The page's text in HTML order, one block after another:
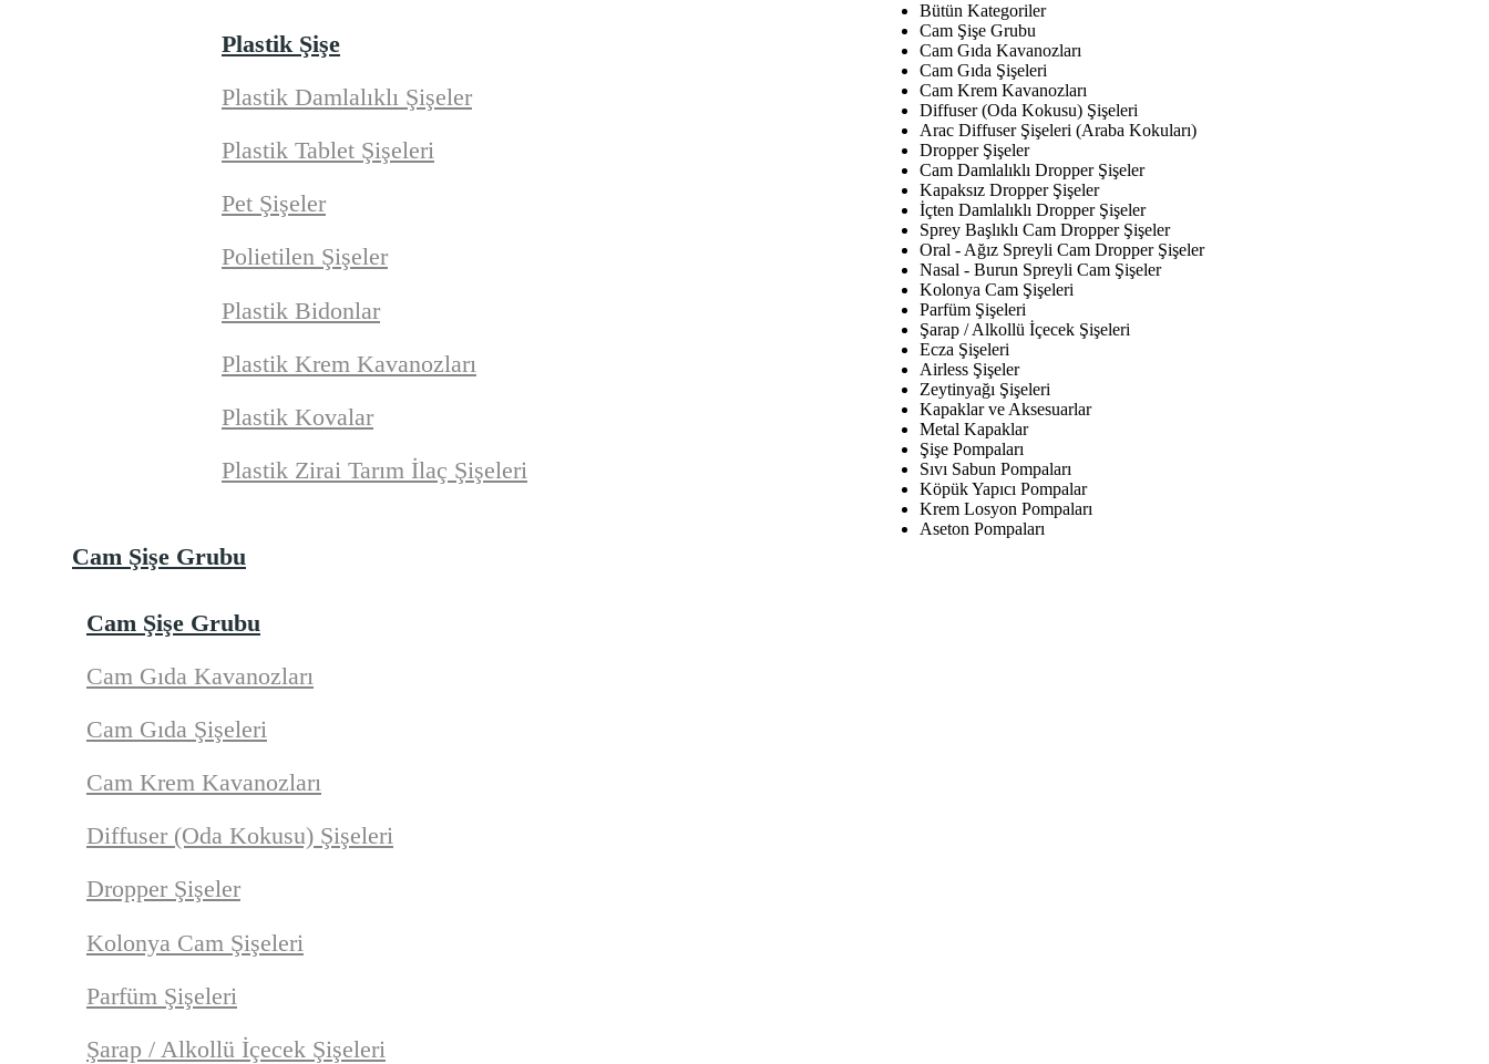
Plastik Şişe
Plastik Damlalıklı Şişeler
Plastik Tablet Şişeleri
Pet Şişeler
Polietilen Şişeler
Plastik Bidonlar
Plastik Krem Kavanozları
Plastik Kovalar
Plastik Zirai Tarım İlaç Şişeleri
Cam Şişe Grubu
Cam Şişe Grubu
Cam Gıda Kavanozları
Cam Gıda Şişeleri
Cam Krem Kavanozları
Diffuser (Oda Kokusu) Şişeleri
Dropper Şişeler
Kolonya Cam Şişeleri
Parfüm Şişeleri
Şarap / Alkollü İçecek Şişeleri
Bütün Kategoriler
Cam Şişe Grubu
Cam Gıda Kavanozları
Cam Gıda Şişeleri
Cam Krem Kavanozları
Diffuser (Oda Kokusu) Şişeleri
Arac Diffuser Şişeleri (Araba Kokuları)
Dropper Şişeler
Cam Damlalıklı Dropper Şişeler
Kapaksız Dropper Şişeler
İçten Damlalıklı Dropper Şişeler
Sprey Başlıklı Cam Dropper Şişeler
Oral - Ağız Spreyli Cam Dropper Şişeler
Nasal - Burun Spreyli Cam Şişeler
Kolonya Cam Şişeleri
Parfüm Şişeleri
Şarap / Alkollü İçecek Şişeleri
Ecza Şişeleri
Airless Şişeler
Zeytinyağı Şişeleri
Kapaklar ve Aksesuarlar
Metal Kapaklar
Şişe Pompaları
Sıvı Sabun Pompaları
Köpük Yapıcı Pompalar
Krem Losyon Pompaları
Aseton Pompaları